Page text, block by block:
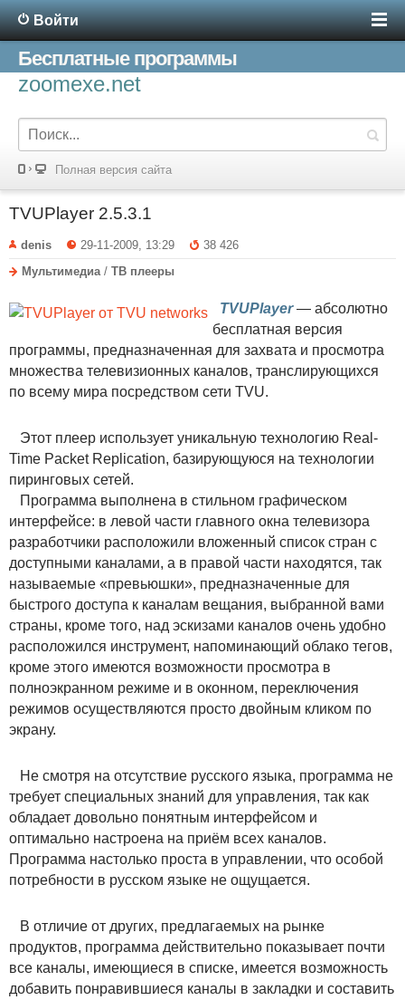
Войти
Бесплатные программы
zoomexe.net
Полная версия сайта
TVUPlayer 2.5.3.1
denis 29-11-2009, 13:29
38 426
Мультимедиа / ТВ плееры
TVUPlayer — абсолютно
бесплатная версия
программы, предназначенная для захвата и просмотра
множества телевизионных каналов, транслирующихся
по всему мира посредством сети TVU.
Этот плеер использует уникальную технологию Real-
Time Packet Replication, базирующуюся на технологии
пиринговых сетей.
Программа выполнена в стильном графическом
интерфейсе: в левой части главного окна телевизора
разработчики расположили вложенный список стран с
доступными каналами, а в правой части находятся, так
называемые «превьюшки», предназначенные для
быстрого доступа к каналам вещания, выбранной вами
страны, кроме того, над эскизами каналов очень удобно
расположился инструмент, напоминающий облако тегов,
кроме этого имеются возможности просмотра в
полноэкранном режиме и в оконном, переключения
режимов осуществляются просто двойным кликом по
экрану.
Не смотря на отсутствие русского языка, программа не
требует специальных знаний для управления, так как
обладает довольно понятным интерфейсом и
оптимально настроена на приём всех каналов.
Программа настолько проста в управлении, что особой
потребности в русском языке не ощущается.
В отличие от других, предлагаемых на рынке
продуктов, программа действительно показывает почти
все каналы, имеющиеся в списке, имеется возможность
добавить понравившиеся каналы в закладки и составить